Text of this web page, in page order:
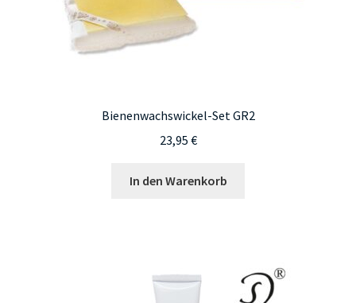
Bienenwachswickel-Set GR2
23,95 €
In den Warenkorb